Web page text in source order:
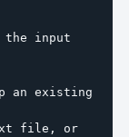
the input
an existing
file, or